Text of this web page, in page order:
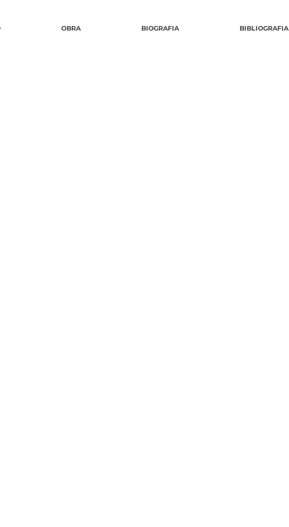
OBRA BIOGRAFIA BIBLIOGRAFIA